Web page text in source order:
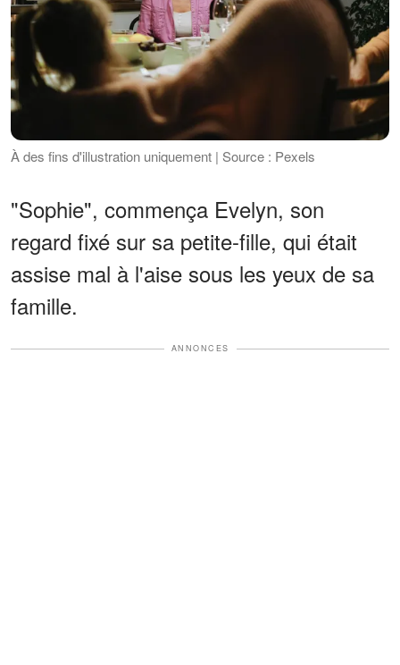
À des fins d'illustration uniquement | Source : Pexels
"Sophie", commença Evelyn, son
regard fixé sur sa petite-fille, qui était
assise mal à l'aise sous les yeux de sa
famille.
ANNONCES